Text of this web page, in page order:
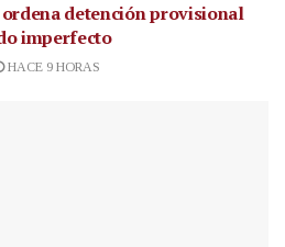
detención provisional
imperfecto
HACE 9 HORAS